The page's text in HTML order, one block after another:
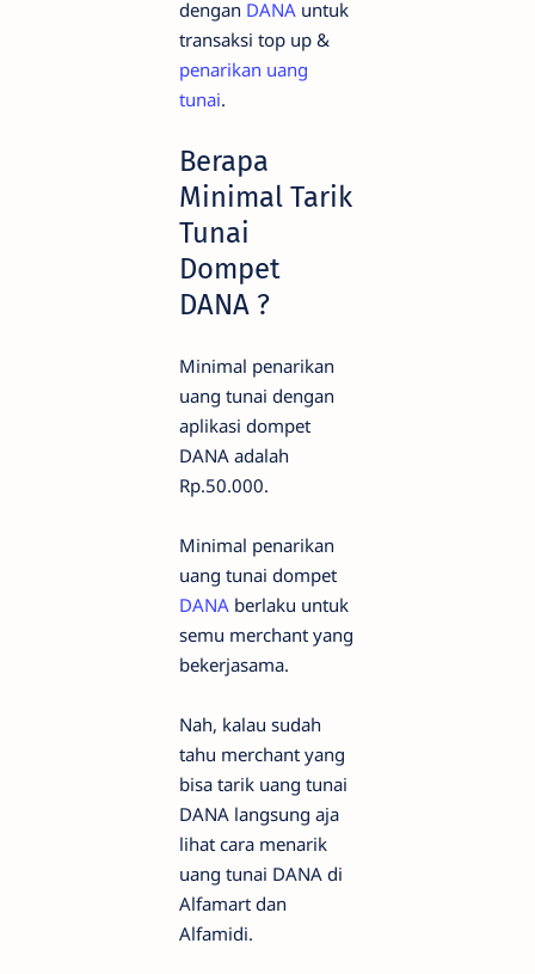
dengan DANA untuk
transaksi top up &
penarikan uang
tunai.
Berapa
Minimal Tarik
Tunai
Dompet
DANA ?
Minimal penarikan
uang tunai dengan
aplikasi dompet
DANA adalah
Rp.50.000.
Minimal penarikan
uang tunai dompet
DANA berlaku untuk
semu merchant yang
bekerjasama.
Nah, kalau sudah
tahu merchant yang
bisa tarik uang tunai
DANA langsung aja
lihat cara menarik
uang tunai DANA di
Alfamart dan
Alfamidi.